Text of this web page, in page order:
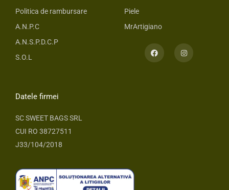
Politica de rambursare
A.N.P.C
A.N.S.P.D.C.P
S.O.L
Piele
MrArtigiano
F
a
c
n
s
Datele firmei
SC SWEET BAGS SRL
CUI RO 38727511
J33/104/2018